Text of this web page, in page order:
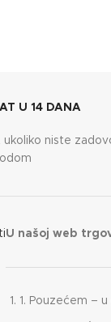
U 14 DANA
ukoliko niste
U našoj web
1. Pouzećem –